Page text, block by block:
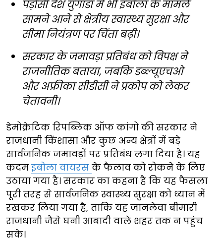
पड़ोसी देश युगांडा में भी इबोला के मामले
सामने आने से क्षेत्रीय स्वास्थ्य सुरक्षा और
सीमा नियंत्रण पर चिंता बढ़ी।
सरकार के जमावड़ा प्रतिबंध को विपक्ष ने
राजनीतिक बताया, जबकि डब्ल्यूएचओ
और अफ्रीका सीडीसी ने प्रकोप को लेकर
चेतावनी।
डेमोक्रेटिक रिपब्लिक ऑफ कांगो की सरकार ने
राजधानी किंशासा और कुछ अन्य क्षेत्रों में बड़े
सार्वजनिक जमावड़ों पर प्रतिबंध लगा दिया है। यह
कदमइबोला वायरस के फैलाव को रोकने के लिए
उठाया गया है। सरकार का कहना है कि यह फैसला
पूरी तरह से सार्वजनिक स्वास्थ्य सुरक्षा को ध्यान में
रखकर लिया गया है, ताकि यह जानलेवा बीमारी
राजधानी जैसे घनी आबादी वाले शहर तक न पहुंच
सके।